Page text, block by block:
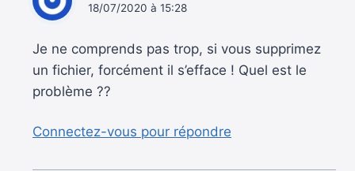
18/07/2020 à 15:28
Je ne comprends pas trop, si vous supprimez
un fichier, forcément il s’efface ! Quel est le
problème ??
Connectez-vous pour répondre